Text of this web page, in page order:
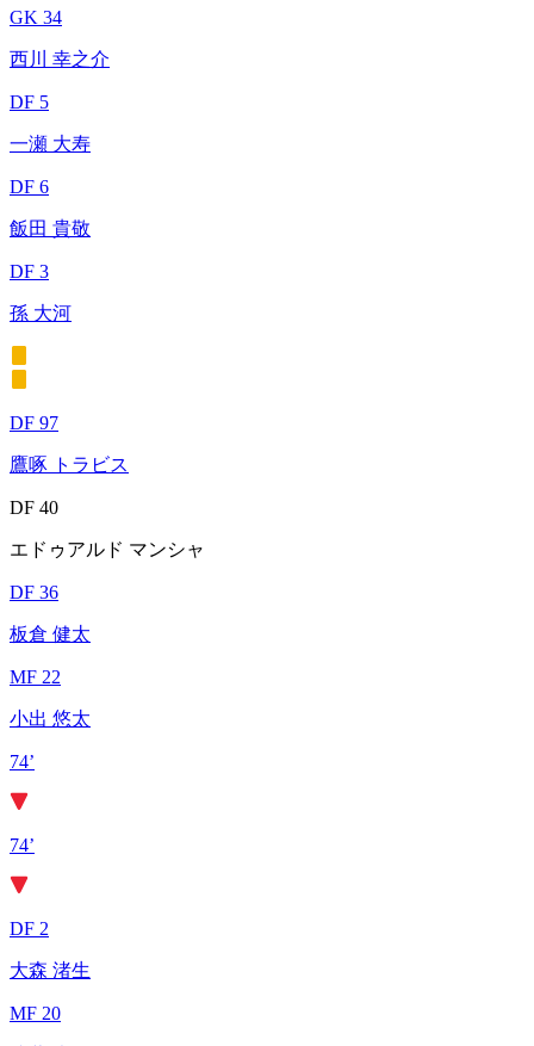
GK 34
西川 幸之介
DF 5
一瀬 大寿
DF 6
飯田 貴敬
DF 3
孫 大河
DF 97
鷹啄 トラビス
DF 40
エドゥアルド マンシャ
DF 36
板倉 健太
MF 22
小出 悠太
74’
74’
DF 2
大森 渚生
MF 20